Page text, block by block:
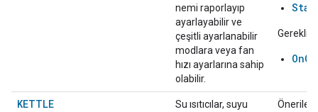
nemi raporlayıp
ayarlayabilir ve
çeşitli ayarlanabilir
modlara veya fan
hızı ayarlarına sahip
olabilir.
Gerekli:
KETTLE
Su ısıtıcılar, suyu
Önerilen: